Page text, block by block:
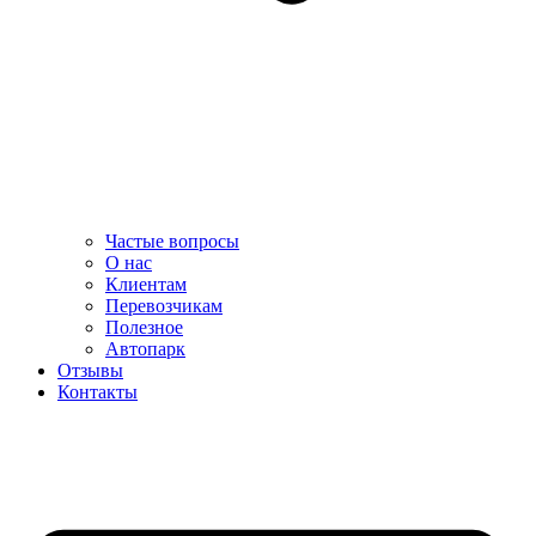
Частые вопросы
О нас
Клиентам
Перевозчикам
Полезное
Автопарк
Отзывы
Контакты